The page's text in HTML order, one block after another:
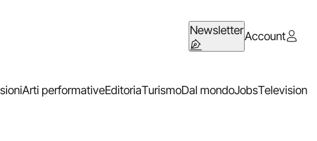
NewsletterAccount
Arti performativeEditoriaTurismoDal mondoJobsTelevision